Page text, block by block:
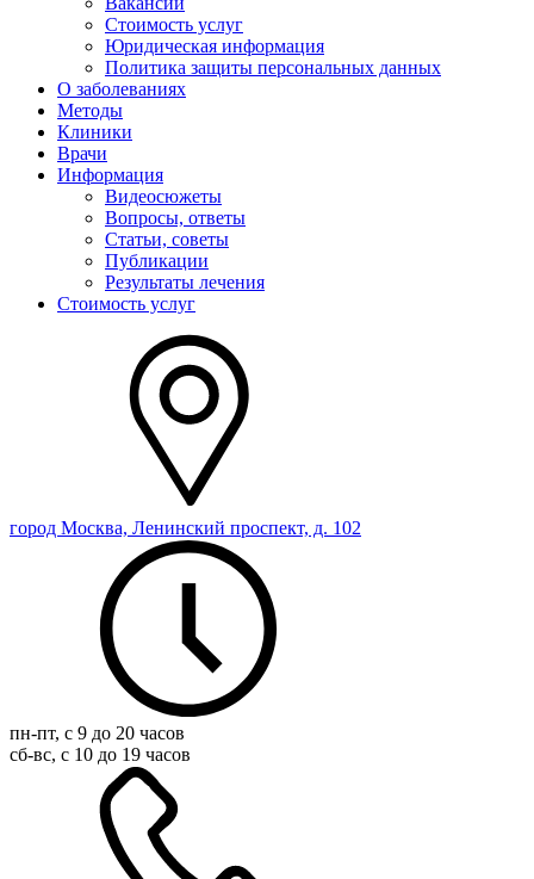
Стоимость услуг
Юридическая информация
Политика защиты персональных данных
О заболеваниях
Методы
Клиники
Врачи
Информация
Видеосюжеты
Вопросы, ответы
Статьи, советы
Публикации
Результаты лечения
Стоимость услуг
город Москва, Ленинский проспект, д. 102
пн-пт, с 9 до 20 часов
сб-вс, с 10 до 19 часов